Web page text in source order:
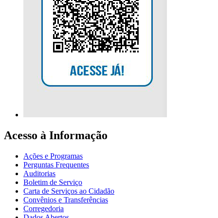
Acesso à Informação
Ações e Programas
Perguntas Frequentes
Auditorias
Boletim de Serviço
Carta de Serviços ao Cidadão
Convênios e Transferências
Corregedoria